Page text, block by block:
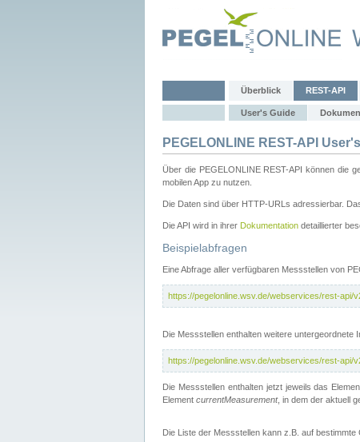
Überblick REST-API
User's Guide
PEGELONLINE REST-API
Über die PEGELONLINE REST-API können die
mobilen App zu nutzen.
Die Daten sind über HTTP-URLs adressierbar.
Die API wird in ihrer Dokumentation detaillierter
Beispielabfragen
Eine Abfrage aller verfügbaren Messstellen von
https://pegelonline.wsv.de/webservices/rest-api/
Die Messstellen enthalten weitere
https://pegelonline.wsv.de/webservices/rest-api/
Die Messstellen enthalten jetzt jeweils das
Element currentMeasurement, in dem der aktuell
Die Liste der Messstellen kann z.B. auf